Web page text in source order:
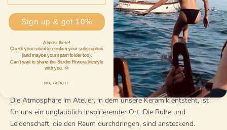
Die Atmosphäre im Atelier, in dem unsere Keramik entsteht, ist
für uns ein unglaublich inspirierender Ort. Die Ruhe und
Leidenschaft, die den Raum durchdringen, sind ansteckend.
Sign up & get 10%
Almost there!
Check your inbox to confirm your subscription
(and maybe your spam folder too).
Can’t wait to share the Studio Riviera lifestyle
with you. 🌞
NO, GRAZiE